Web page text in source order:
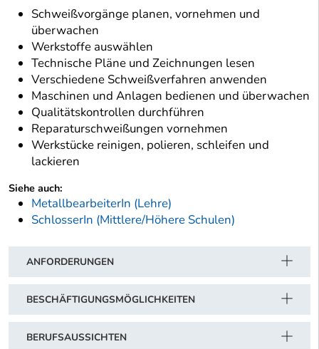
Schweißvorgänge planen, vornehmen und
überwachen
Werkstoffe auswählen
Technische Pläne und Zeichnungen lesen
Verschiedene Schweißverfahren anwenden
Maschinen und Anlagen bedienen und überwachen
Qualitätskontrollen durchführen
Reparaturschweißungen vornehmen
Werkstücke reinigen, polieren, schleifen und
lackieren
Siehe auch:
MetallbearbeiterIn (Lehre)
SchlosserIn (Mittlere/Höhere Schulen)
ANFORDERUNGEN
BESCHÄFTIGUNGSMÖGLICHKEITEN
BERUFSAUSSICHTEN